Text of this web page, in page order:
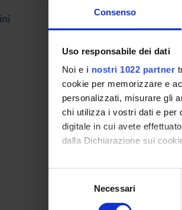
Consenso
Uso responsabile dei dati
Noi e i nostri 1022 partner
cookie per memorizzare e
personalizzati, misurare gli
chi utilizza i vostri dati e per
digitale in cui avete
dalla Dichiarazione sui
Con il tuo consenso,
raccogliere
Necessari
-------
Module: ALGEBRA
-------
Program
Module: ELEMENTI
-------
Module: ALGEBRA